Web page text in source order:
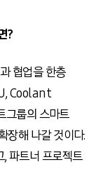
?
협업을 한층
Coolant
룹의 스마트
장해 나갈 것이다.
, 파트너 프로젝트